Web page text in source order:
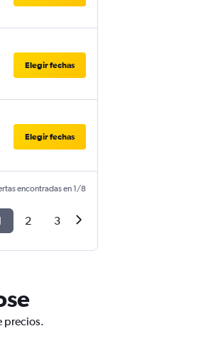
Elegir fechas
Elegir fechas
encontradas en 1/8
2 3
precios.